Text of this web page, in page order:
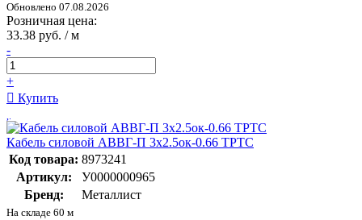
Обновлено 07.08.2026
Розничная цена:
33.38 руб. / м
-
+
Купить
Кабель силовой АВВГ-П 3х2.5ок-0.66 ТРТС
Код товара: 8973241
Артикул:
У0000000965
Бренд:
Металлист
На складе 60 м